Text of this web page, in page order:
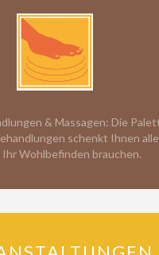
& Massagen: Die
schenkt Ihnen
Ihr Wohlbefinden brauchen.